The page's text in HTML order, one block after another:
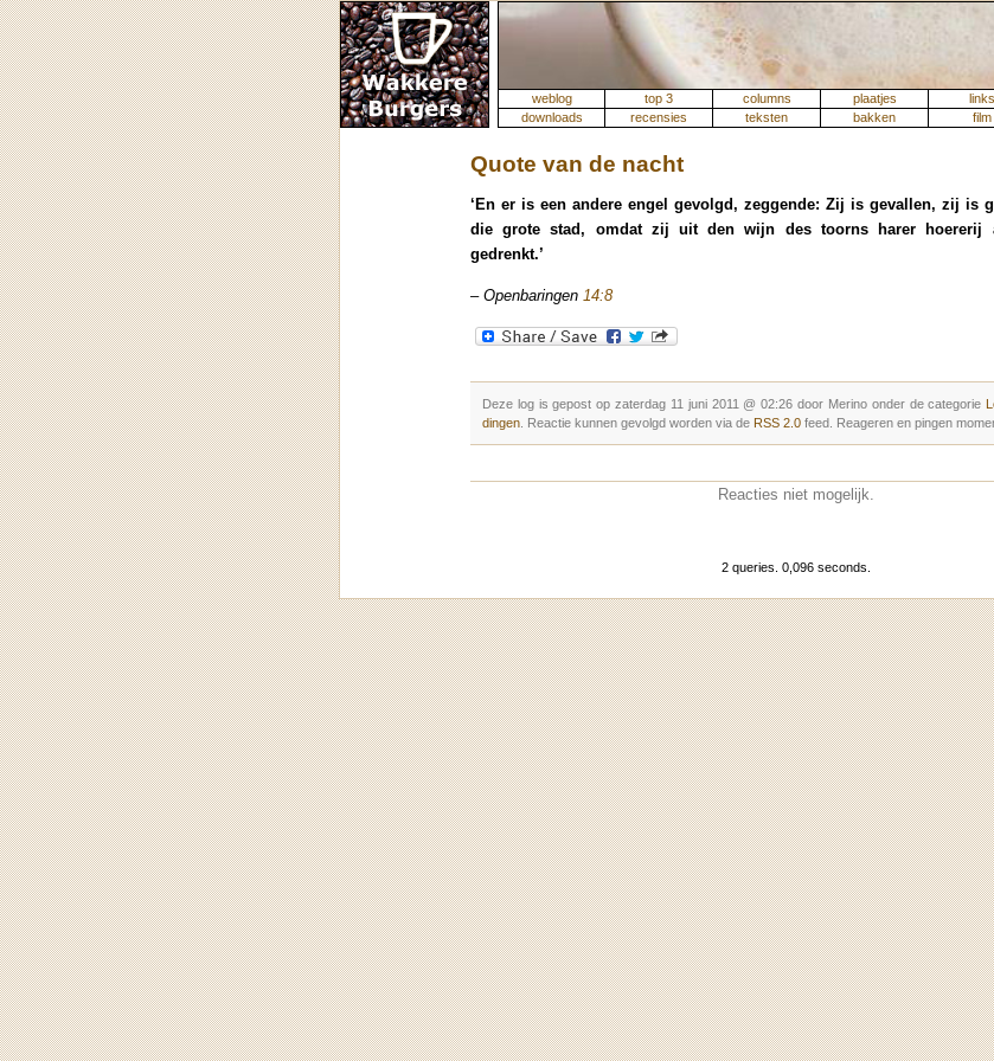
weblog top 3 columns plaatjes links
downloads
recensies teksten bakken film
Quote van de nacht
‘En er is een andere engel gevolgd, zeggende: Zij is gevallen, zij is
die grote stad, omdat zij uit den wijn des toorns harer hoererij
gedrenkt.’
– Openbaringen 14:8
Deze log is gepost op zaterdag 11 juni 2011 @ 02:26 door Merino onder de categorie
dingen . Reactie kunnen gevolgd worden via de RSS 2.0 feed. Reageren en pingen
Reacties niet mogelijk.
2 queries. 0,096 seconds.